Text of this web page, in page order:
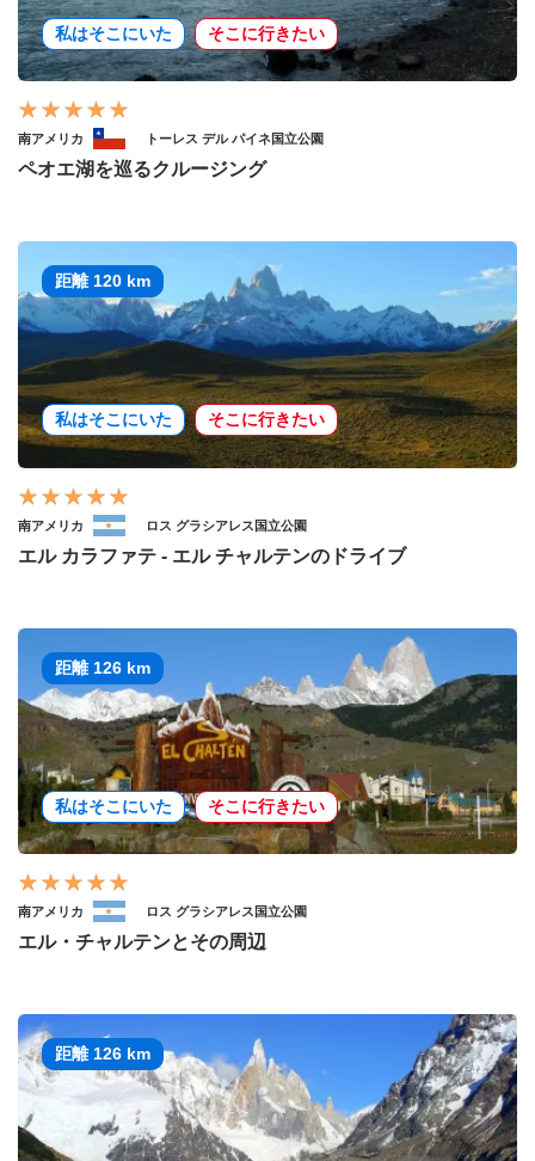
私はそこにいた そこに行きたい
南アメリカ トーレス デル パイネ国立公園
ペオエ湖を巡るクルージング
距離 120 km
私はそこにいた そこに行きたい
南アメリカ ロス グラシアレス国立公園
エル カラファテ - エル チャルテンのドライブ
距離 126 km
私はそこにいた そこに行きたい
南アメリカ ロス グラシアレス国立公園
エル・チャルテンとその周辺
距離 126 km